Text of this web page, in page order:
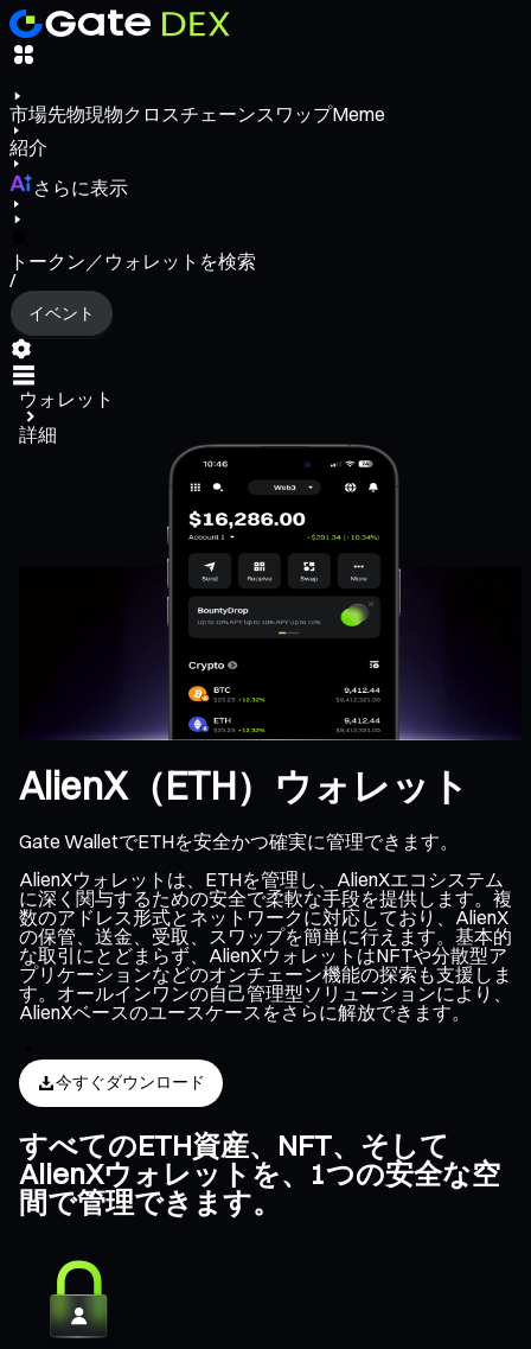
市場先物現物クロスチェーンスワップMeme
紹介
さらに表示
トークン／ウォレットを検索
/
イベント
ウォレット
詳細
AlienX（ETH）ウォレット
Gate WalletでETHを安全かつ確実に管理できます。
AlienXウォレットは、ETHを管理し、AlienXエコシステム
に深く関与するための安全で柔軟な手段を提供します。複
数のアドレス形式とネットワークに対応しており、AlienX
の保管、送金、受取、スワップを簡単に行えます。基本的
な取引にとどまらず、AlienXウォレットはNFTや分散型ア
プリケーションなどのオンチェーン機能の探索も支援しま
す。オールインワンの自己管理型ソリューションにより、
AlienXベースのユースケースをさらに解放できます。
今すぐダウンロード
すべてのETH資産、NFT、そして
AlienXウォレットを、1つの安全な空
間で管理できます。